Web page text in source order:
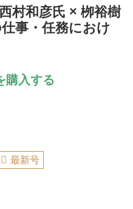
村和彦氏 × 栁裕樹
事・任務におけ
購入する
最新号